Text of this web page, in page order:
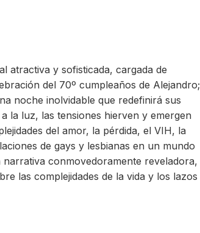
atractiva y sofisticada, cargada de
del 70º cumpleaños de Alejandro;
noche inolvidable que redefinirá sus
la luz, las tensiones hierven y emergen
del amor, la pérdida, el VIH, la
de gays y lesbianas en un mundo
conmovedoramente reveladora,
las complejidades de la vida y los lazos